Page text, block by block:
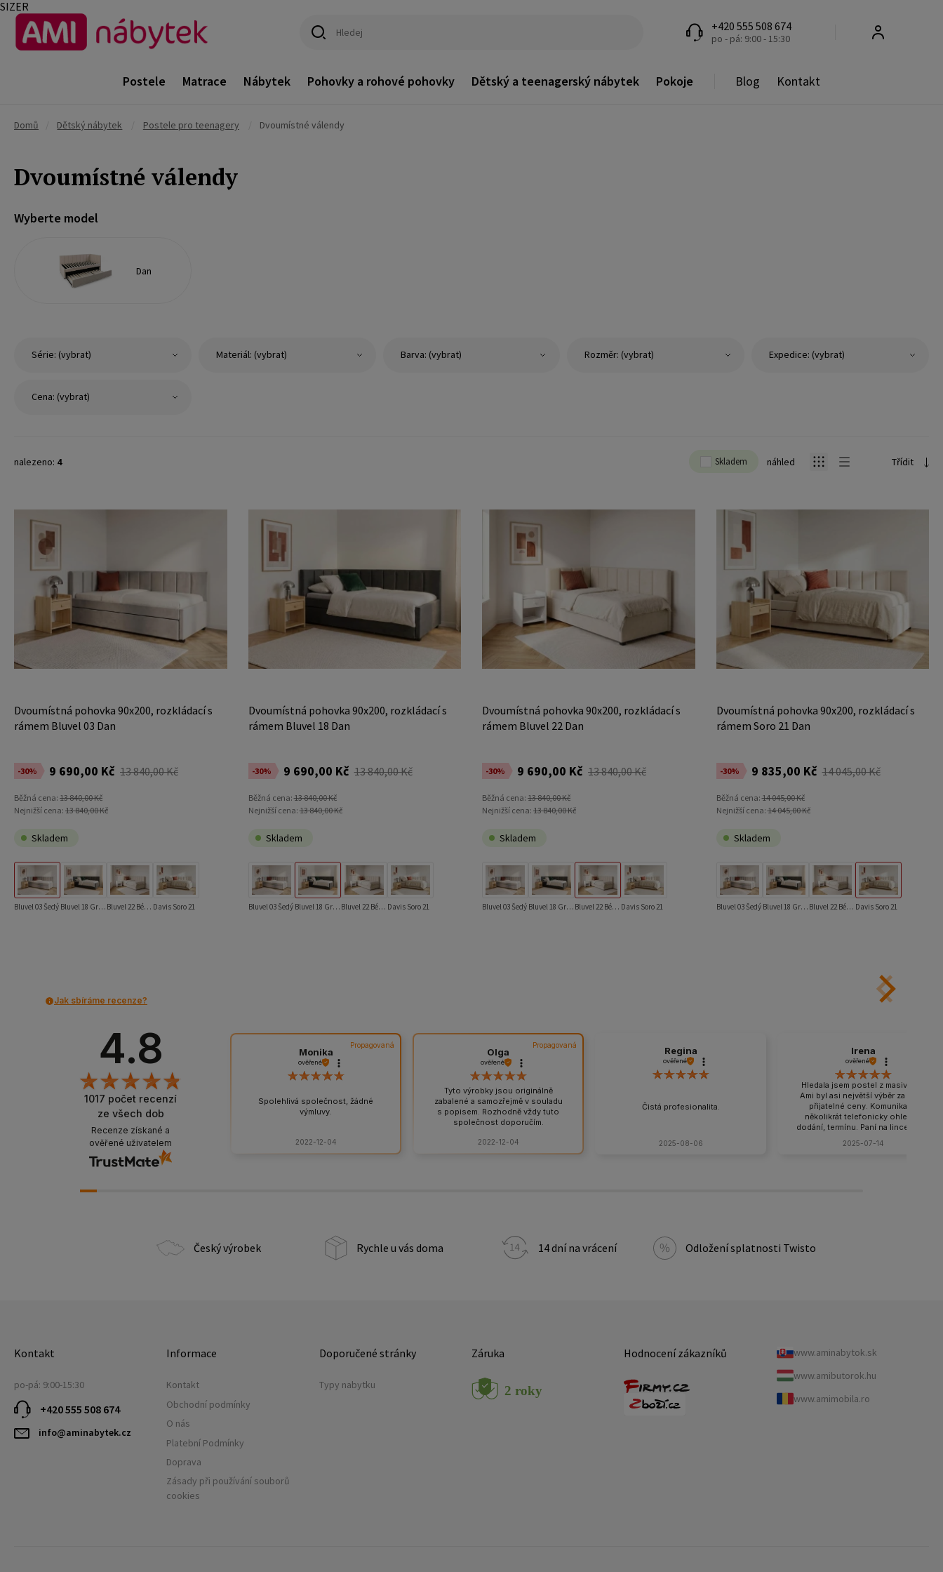
+420 555 508 674
po - pá: 9:00 - 15:30
Postele Matrace Nábytek Pohovky a rohové pohovky Dětský a teenagerský nábytek Pokoje Blog Kontakt
Domů Dětský nábytek Postele pro teenagery Dvoumístné válendy
Dvoumístné válendy
Wyberte model
Dan
Série: (vybrat) Materiál: (vybrat) Barva: (vybrat) Rozměr: (vybrat) Expedice: (vybrat)
Cena: (vybrat)
nalezeno: 4 Skladem náhled Třídit
Dvoumístná pohovka 90x200, rozkládací s
rámem Bluvel 03 Dan
-30% 9 690,00 Kč 13 840,00 Kč
Běžná cena: 13 840,00 Kč
Nejnižší cena: 13 840,00 Kč
Skladem
Bluvel 03 Šedý Bluvel 18 Grafitový Bluvel 22 Béžový Davis Soro 21
Dvoumístná pohovka 90x200, rozkládací s
rámem Bluvel 18 Dan
-30% 9 690,00 Kč 13 840,00 Kč
Běžná cena:13 840,00 Kč
Nejnižší cena:13 840,00 Kč
Skladem
Bluvel 03 Šedý Bluvel 18 Grafitový Bluvel 22 Béžový Davis Soro 21
Dvoumístná pohovka 90x200, rozkládací s
rámem Bluvel 22 Dan
-30% 9 690,00 Kč 13 840,00 Kč
Běžná cena: 13 840,00 Kč
Nejnižší cena: 13 840,00 Kč
Skladem
Bluvel 03 Šedý Bluvel 18 Grafitový Bluvel 22 Béžový Davis Soro 21
Dvoumístná pohovka 90x200, rozkládací s
rámem Soro 21 Dan
-30% 9 835,00 Kč 14 045,00 Kč
Běžná cena:14 045,00 Kč
Nejnižší cena:14 045,00 Kč
Skladem
Bluvel 03 Šedý Bluvel 18 Grafitový Bluvel 22 Béžový Davis Soro 21
Jak sbíráme recenze?
4.8
1017 počet recenzí
ze všech dob
Recenze získané a
ověřené uživatelem
Propagovaná
Monika
ověřené
Spolehlivá společnost, žádné
výmluvy.
2022-12-04
Propagovaná
Olga
ověřené
Tyto výrobky jsou originálně
zabalené a samozřejmě v souladu
s popisem. Rozhodně vždy tuto
společnost doporučím.
2022-12-04
Regina
ověřené
Čistá profesionalita.
2025-08-06
Irena
ověřené
Hledala jsem postel z masivu a v
Ami byl asi největší výběr za velmi
přijatelné ceny. Komunikace
několikrát telefonicky ohledně
dodání, termínu. Paní na lince velmi
vstříc. Po dohodě domluvený i
2025-07-14
Český výrobek Rychle u vás doma 14 dní na vrácení Odložení splatnosti Twisto
Kontakt
po-pá: 9:00-15:30
+420 555 508 674
info@aminabytek.cz
Informace
Kontakt
Obchodní podmínky
O nás
Platební Podmínky
Doprava
Zásady při používání souborů
cookies
Doporučené stránky
Typy nabytku
Záruka Hodnocení zákazníků
www.aminabytok.sk
www.amibutorok.hu
www.amimobila.ro
SIZER